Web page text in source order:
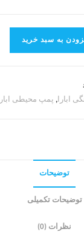
به سبد خرید
ابارا, پمپ محیطی ابارا
توضیحات
توضیحات تکمیلی
نظرات (0)